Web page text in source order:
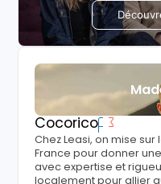
Cocorico
Chez Leasi, on mise
France pour donner
avec expertise et
localement pour allier